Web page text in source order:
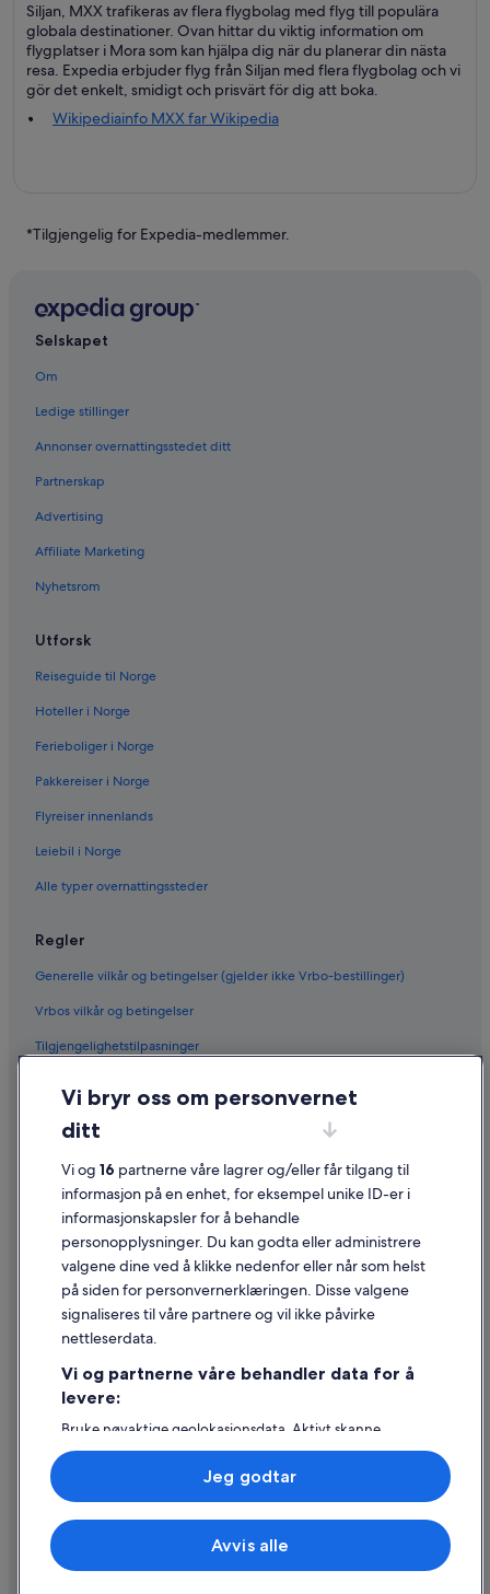
Siljan, MXX trafikeras av flera flygbolag med flyg till populära
globala destinationer. Ovan hittar du viktig information om
flygplatser i Mora som kan hjälpa dig när du planerar din nästa
resa. Expedia erbjuder flyg från Siljan med flera flygbolag och vi
gör det enkelt, smidigt och prisvärt för dig att boka.
Wikipediainfo MXX far Wikipedia
*Tilgjengelig for Expedia-medlemmer.
Selskapet
Om
Ledige stillinger
Annonser overnattingsstedet ditt
Partnerskap
Advertising
Affiliate Marketing
Nyhetsrom
Utforsk
Reiseguide til Norge
Hoteller i Norge
Ferieboliger i Norge
Pakkereiser i Norge
Flyreiser innenlands
Leiebil i Norge
Alle typer overnattingssteder
Regler
Generelle vilkår og betingelser (gjelder ikke Vrbo-bestillinger)
Vrbos vilkår og betingelser
Tilgjengelighetstilpasninger
Juridisk informasjon / kontakt oss
Retningslinjer for innhold og rapportering av innhold
Hjelp
Kontakt oss
Avbestille eller endre bestillingen
Refusjonsprosessen og tidsrammer for refusjon
Internasjonale reisedokumenter
© 2026 Expedia, Inc., et Expedia Group-selskap. Med enerett. Expedia
og flylogoen er varemerker eller registrerte varemerker som tilhører
Vi bryr oss om personvernet
ditt
Vi og 16 partnerne våre lagrer og/eller får tilgang til
informasjon på en enhet, for eksempel unike ID-er i
informasjonskapsler for å behandle
personopplysninger. Du kan godta eller administrere
valgene dine ved å klikke nedenfor eller når som helst
på siden for personvernerklæringen. Disse valgene
signaliseres til våre partnere og vil ikke påvirke
nettleserdata.
Vi og partnerne våre behandler data for å
levere:
Bruke nøyaktige geolokasjonsdata. Aktivt skanne
enhetsegenskaper for identifikasjon. Lagre og/eller få
tilgang til informasjon på en enhet. Personlig tilpasset
annonsering og innhold, annonsering- og
innholdsmåling, publikumsundersøkelser og
tjenesteutvikling.
Liste over partnere (leverandører)
Avvis alle
Jeg godtar